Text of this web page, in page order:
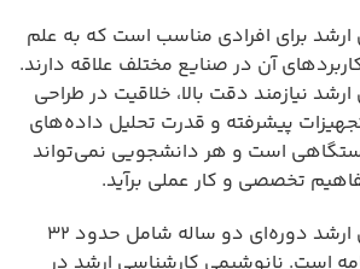
برای افرادی مناسب است که به علم
آن در صنایع مختلف علاقه دارند.
نیازمند دقت بالا، خلاقیت در طراحی
تجهیزات پیشرفته و قدرت تحلیل داده‌های
است و هر دانشجویی نمی‌تواند
تخصصی و کار عملی برآید.
نانوشیمی کارشناسی ارشد دوره‌ای دو ساله شامل حدود ۳۲